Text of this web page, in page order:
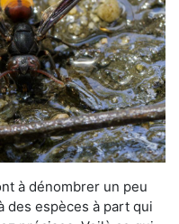
à dénombrer un peu
des espèces à part qui